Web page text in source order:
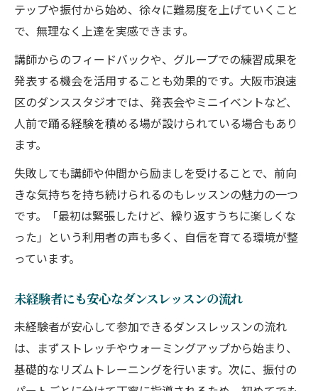
スン体験
仕事帰りにも通える駅近ダンスレッスンの
魅力
ダンスレッスン継続のための通いやすい立
地条件
駅近ダンスレッスンで無理なく続けられる
自分に合うK-POPレッスンを探すポイント
ダンスレッスン選びで自分に合うポイント
を確認
K-POPダンスレッスンの比較で重視すべき
点
コツ
ダンスレッスン体験で雰囲気や講師をチェ
ック
自分のペースで学べるK-POPダンスレッス
テップや振付から始め、徐々に難易度を上げていくこと
で、無理なく上達を実感できます。
講師からのフィードバックや、グループでの練習成果を
発表する機会を活用することも効果的です。大阪市浪速
区のダンススタジオでは、発表会やミニイベントなど、
人前で踊る経験を積める場が設けられている場合もあり
ます。
失敗しても講師や仲間から励ましを受けることで、前向
きな気持ちを持ち続けられるのもレッスンの魅力の一つ
です。「最初は緊張したけど、繰り返すうちに楽しくな
った」という利用者の声も多く、自信を育てる環境が整
っています。
未経験者にも安心なダンスレッスンの流れ
未経験者が安心して参加できるダンスレッスンの流れ
は、まずストレッチやウォーミングアップから始まり、
基礎的なリズムトレーニングを行います。次に、振付の